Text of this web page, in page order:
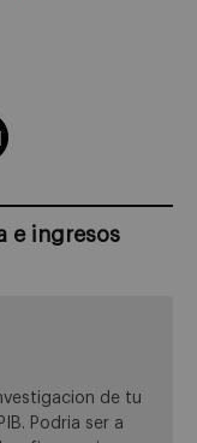
e ingresos
de tu
Podria ser a